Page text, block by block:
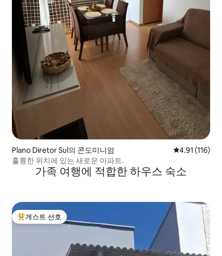
Plano Diretor Sul의 콘도미니엄 평점 4.91점(5
4.91 (116)
훌륭한 위치에 있는 새로운 아파트.
가족 여행에 적합한 하우스 숙소
상위 게스트 선호
게스트 선호